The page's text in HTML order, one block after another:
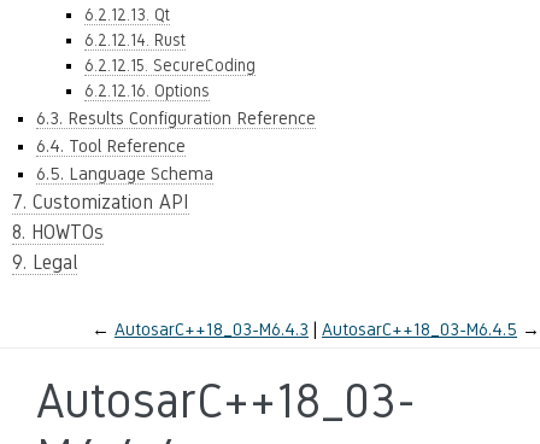
6.2.12.13. Qt
6.2.12.14. Rust
6.2.12.15. SecureCoding
6.2.12.16. Options
6.3. Results Configuration Reference
6.4. Tool Reference
6.5. Language Schema
7. Customization API
8. HOWTOs
9. Legal
← AutosarC++18_03-M6.4.3 AutosarC++18_03-M6.4.5 →
AutosarC++18_03-